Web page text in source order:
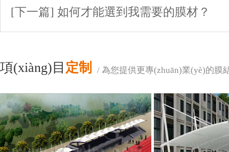
[下一篇] 如何才能選到我需要的膜材？
項(xiàng)目 定制 / 為您提供更專(zhuān)業(yè)的膜